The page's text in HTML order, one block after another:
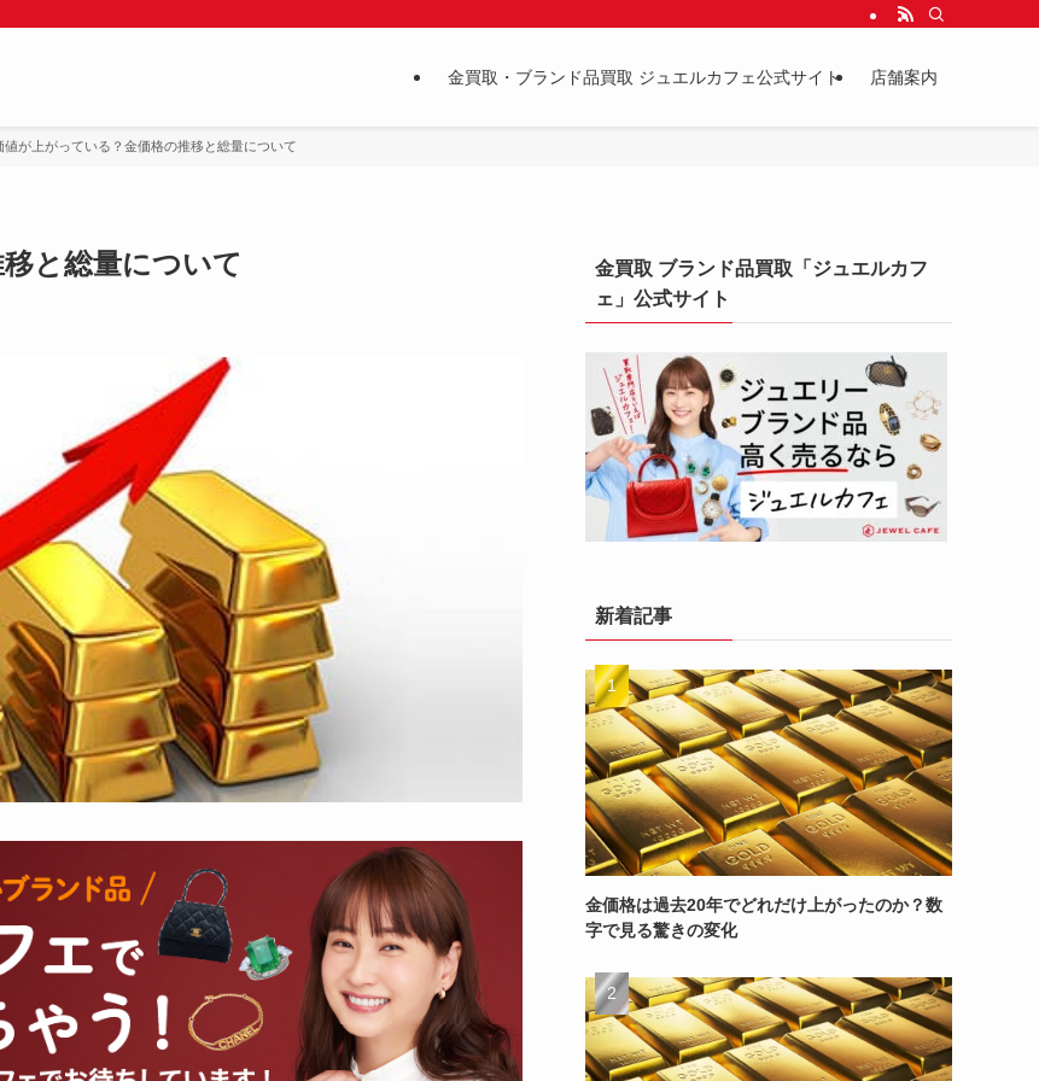
金買取・ブランド品買取 ジュエルカフェ公式サイト 店舗案内
値が上がっている？金価格の推移と総量について
と総量について
金買取 ブランド品買取「ジュエルカフ
ェ」公式サイト
新着記事
金価格は過去20年でどれだけ上がったのか？数
字で見る驚きの変化